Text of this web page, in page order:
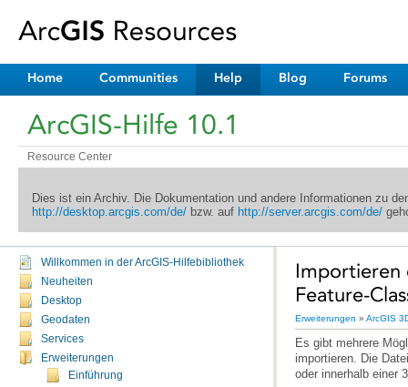
Home Communities Help Blog Forums
ArcGIS-Hilfe 10.1
Resource Center
Dies ist ein Archiv. Die Dokumentation und andere Informationen zu
http://desktop.arcgis.com/de/bzw. auf http://server.arcgis.com/de/
Willkommen in der ArcGIS-Hilfebibliothek
Neuheiten
Desktop
Geodaten
Services
Erweiterungen
Einführung
Feature-
Erweiterungen » ArcGIS
oder innerhalb einer